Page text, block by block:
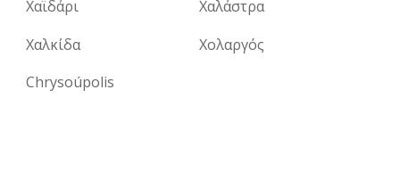
Χαϊδάρι
Χαλάστρα
Χαλκίδα
Χολαργός
Chrysoúpolis